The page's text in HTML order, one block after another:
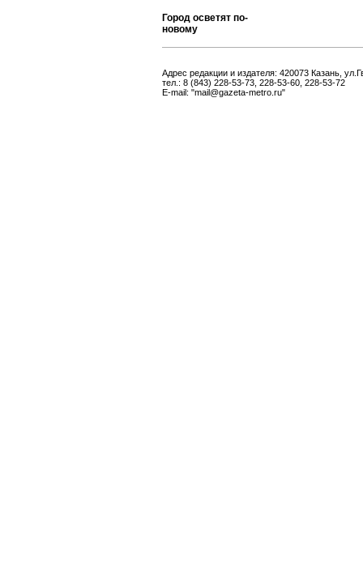
Город осветят по-
новому
Адрес редакции и издателя: 420073 Казань,
тел.: 8 (843) 228-53-73, 228-53-60, 228-53-72
E-mail: "mail@gazeta-metro.ru"